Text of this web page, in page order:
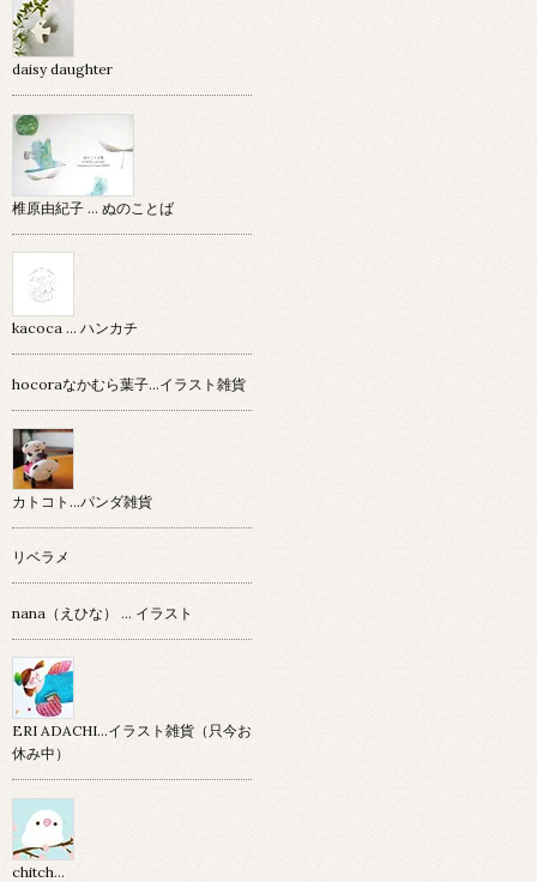
daisy daughter
椎原由紀子 ... ぬのことば
kacoca ... ハンカチ
hocoraなかむら葉子…イラスト雑貨
カトコト…パンダ雑貨
リベラメ
nana（えひな） … イラスト
ERI ADACHI...イラスト雑貨（只今お
休み中）
chitch…